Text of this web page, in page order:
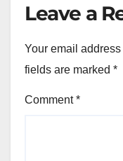
Leave a
Your email
fields are marked *
Comment*